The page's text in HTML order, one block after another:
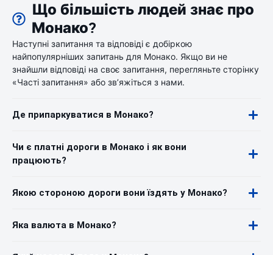
Що більшість людей знає про
Монако?
Наступні запитання та відповіді є добіркою
найпопулярніших запитань для Монако. Якщо ви не
знайшли відповіді на своє запитання, перегляньте сторінку
«Часті запитання» або зв’яжіться з нами.
Де припаркуватися в Монако?
Чи є платні дороги в Монако і як вони
працюють?
Якою стороною дороги вони їздять у Монако?
Яка валюта в Монако?